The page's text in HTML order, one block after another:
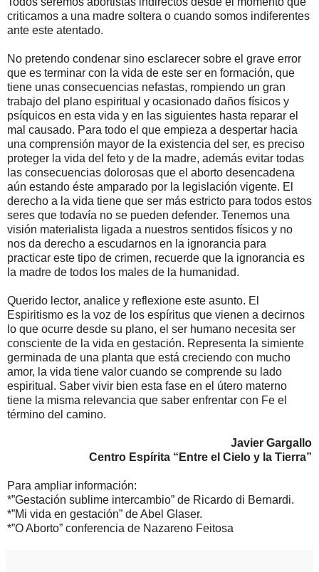
criticamos a una madre soltera o cuando somos indiferentes
ante este atentado.
No pretendo condenar sino esclarecer sobre el grave error
que es terminar con la vida de este ser en formación, que
tiene unas consecuencias nefastas, rompiendo un gran
trabajo del plano espiritual y ocasionado daños físicos y
psíquicos en esta vida y en las siguientes hasta reparar el
mal causado. Para todo el que empieza a despertar hacia
una comprensión mayor de la existencia del ser, es preciso
proteger la vida del feto y de la madre, además evitar todas
las consecuencias dolorosas que el aborto desencadena
aún estando éste amparado por la legislación vigente. El
derecho a la vida tiene que ser más estricto para todos estos
seres que todavía no se pueden defender. Tenemos una
visión materialista ligada a nuestros sentidos físicos y no
nos da derecho a escudarnos en la ignorancia para
practicar este tipo de crimen, recuerde que la ignorancia es
la madre de todos los males de la humanidad.
Querido lector, analice y reflexione este asunto. El
Espiritismo es la voz de los espíritus que vienen a decirnos
lo que ocurre desde su plano, el ser humano necesita ser
consciente de la vida en gestación. Representa la simiente
germinada de una planta que está creciendo con mucho
amor, la vida tiene valor cuando se comprende su lado
espiritual. Saber vivir bien esta fase en el útero materno
tiene la misma relevancia que saber enfrentar con Fe el
término del camino.
Javier Gargallo
Centro Espírita “Entre el Cielo y la Tierra”
Para ampliar información:
*”Gestación sublime intercambio” de Ricardo di Bernardi.
*”Mi vida en gestación” de Abel Glaser.
*”O Aborto” conferencia de Nazareno Feitosa